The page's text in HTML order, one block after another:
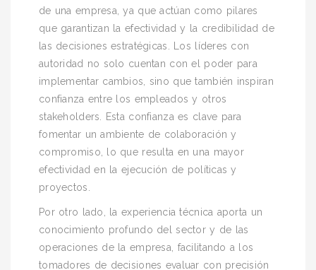
de una empresa, ya que actúan como pilares
que garantizan la efectividad y la credibilidad de
las decisiones estratégicas. Los líderes con
autoridad no solo cuentan con el poder para
implementar cambios, sino que también inspiran
confianza entre los empleados y otros
stakeholders. Esta confianza es clave para
fomentar un ambiente de colaboración y
compromiso, lo que resulta en una mayor
efectividad en la ejecución de políticas y
proyectos.
Por otro lado, la experiencia técnica aporta un
conocimiento profundo del sector y de las
operaciones de la empresa, facilitando a los
tomadores de decisiones evaluar con precisión